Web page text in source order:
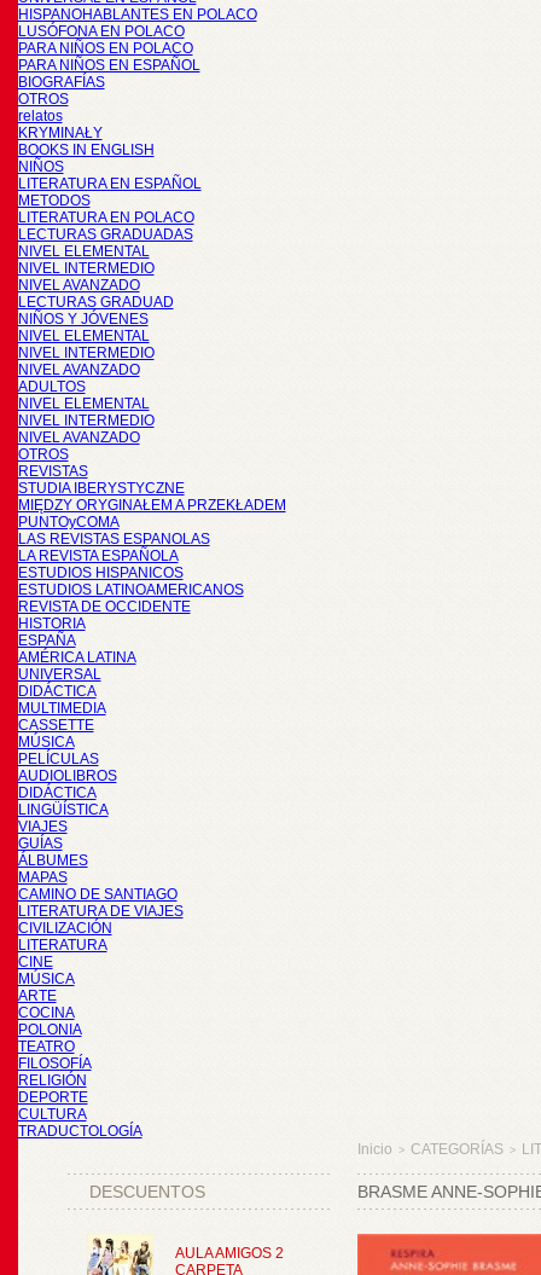
HISPANOHABLANTES EN POLACO
LUSÓFONA EN POLACO
PARA NIÑOS EN POLACO
PARA NIÑOS EN ESPAÑOL
BIOGRAFÍAS
OTROS
relatos
KRYMINAŁY
BOOKS IN ENGLISH
NIÑOS
LITERATURA EN ESPAÑOL
METODOS
LITERATURA EN POLACO
LECTURAS GRADUADAS
NIVEL ELEMENTAL
NIVEL INTERMEDIO
NIVEL AVANZADO
LECTURAS GRADUAD
NIÑOS Y JÓVENES
NIVEL ELEMENTAL
NIVEL INTERMEDIO
NIVEL AVANZADO
ADULTOS
NIVEL ELEMENTAL
NIVEL INTERMEDIO
NIVEL AVANZADO
OTROS
REVISTAS
STUDIA IBERYSTYCZNE
MIĘDZY ORYGINAŁEM A PRZEKŁADEM
PUNTOyCOMA
LAS REVISTAS ESPANOLAS
LA REVISTA ESPAÑOLA
ESTUDIOS HISPANICOS
ESTUDIOS LATINOAMERICANOS
REVISTA DE OCCIDENTE
HISTORIA
ESPAÑA
AMÉRICA LATINA
UNIVERSAL
DIDÁCTICA
MULTIMEDIA
CASSETTE
MÚSICA
PELÍCULAS
AUDIOLIBROS
DIDÁCTICA
LINGÜÍSTICA
VIAJES
GUÍAS
ÁLBUMES
MAPAS
CAMINO DE SANTIAGO
LITERATURA DE VIAJES
CIVILIZACIÓN
LITERATURA
CINE
MÚSICA
ARTE
COCINA
POLONIA
TEATRO
FILOSOFÍA
RELIGIÓN
DEPORTE
CULTURA
TRADUCTOLOGÍA
DESCUENTOS
AULA AMIGOS 2
CARPETA
Inicio > CATEGORÍAS >
BRASME ANNE-